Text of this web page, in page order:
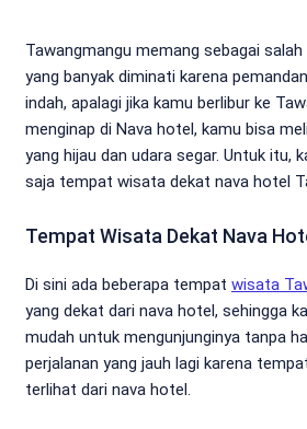
Tawangmangu memang sebagai
yang banyak diminati karena
indah, apalagi jika kamu berlibur ke
menginap di Nava hotel, kamu bisa
yang hijau dan udara segar. Untuk itu,
saja tempat wisata dekat nava hotel
Tempat Wisata Dekat Nava
Di sini ada beberapa tempat wisata
yang dekat dari nava hotel, sehingga
mudah untuk mengunjunginya tanpa
perjalanan yang jauh lagi karena
terlihat dari nava hotel.